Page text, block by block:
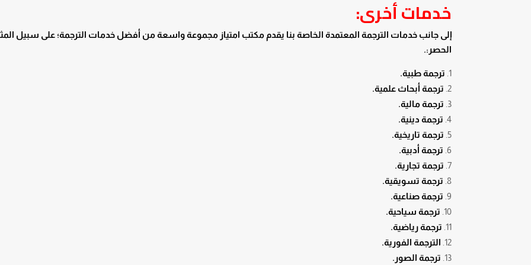
خدمات أخرى:
إلى جانب خدمات الترجمة المعتمدة الخاصة بنا يقدم مكتب امتياز مجموعة واسعة من أفضل خدمات الترجمة؛ على سبيل
الحصر:.
ترجمة طبية.
ترجمة أبحاث علمية.
ترجمة مالية.
ترجمة دينية.
ترجمة تاريخية.
ترجمة أدبية.
ترجمة تجارية.
ترجمة تسويقية.
ترجمة صناعية.
ترجمة سياحية.
ترجمة رياضية.
الترجمة الفورية.
ترجمة الصور.